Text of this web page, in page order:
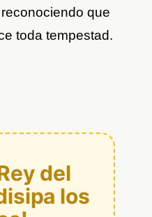
que
toda tempestad.
del
los